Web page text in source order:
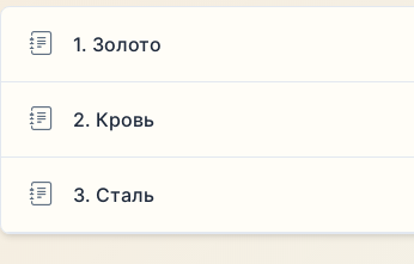
1. Золото
2. Кровь
3. Сталь